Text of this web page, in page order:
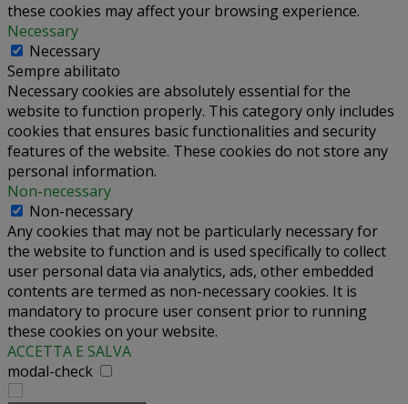
these cookies may affect your browsing experience.
Necessary
Necessary
Sempre abilitato
Necessary cookies are absolutely essential for the
website to function properly. This category only includes
cookies that ensures basic functionalities and security
features of the website. These cookies do not store any
personal information.
Non-necessary
Non-necessary
Any cookies that may not be particularly necessary for
the website to function and is used specifically to collect
user personal data via analytics, ads, other embedded
contents are termed as non-necessary cookies. It is
mandatory to procure user consent prior to running
these cookies on your website.
ACCETTA E SALVA
modal-check